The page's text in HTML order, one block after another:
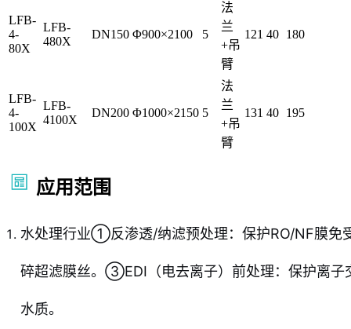
LFB-
4-
80X
LFB-
480X
DN150 Φ900×2100 5
法
兰
+吊
臂
121 40 180
LFB-
4-
100X
LFB-
4100X
DN200 Φ1000×2150 5
法
兰
+吊
臂
131 40 195
应用范围
水处理行业①反渗透/纳滤预处理：保护RO/NF膜
碎超滤膜丝。③EDI（电去离子）前处理：保护离
水质。